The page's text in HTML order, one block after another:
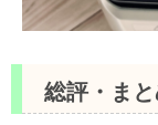
総評・ま